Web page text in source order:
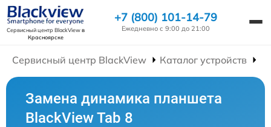
Сервисный центр BlackViewв
Красноярске
+7 (800) 101-14-79
Ежедневно с 9:00 до 21:00
Сервисный центр BlackView Каталог устройств
Замена динамика планшета
BlackView Tab 8